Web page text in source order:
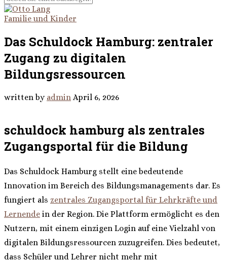
Familie und Kinder
Das Schuldock Hamburg: zentraler
Zugang zu digitalen
Bildungsressourcen
written by admin April 6, 2026
schuldock hamburg als zentrales
Zugangsportal für die Bildung
Das Schuldock Hamburg stellt eine bedeutende
Innovation im Bereich des Bildungsmanagements dar. Es
fungiert als zentrales Zugangsportal für Lehrkräfte und
Lernende in der Region. Die Plattform ermöglicht es den
Nutzern, mit einem einzigen Login auf eine Vielzahl von
digitalen Bildungsressourcen zuzugreifen. Dies bedeutet,
dass Schüler und Lehrer nicht mehr mit